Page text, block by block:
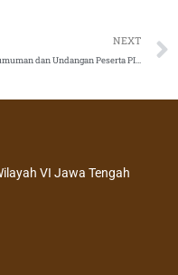
NEXT
Pengumuman dan Undangan Peserta PIMNAS Ke-34 Tahun 2021
VI Jawa Tengah